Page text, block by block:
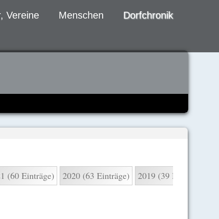
Vereine Menschen Dorfchronik
(60 Einträge) 2020 (63 Einträge) 2019 (39 Einträge)